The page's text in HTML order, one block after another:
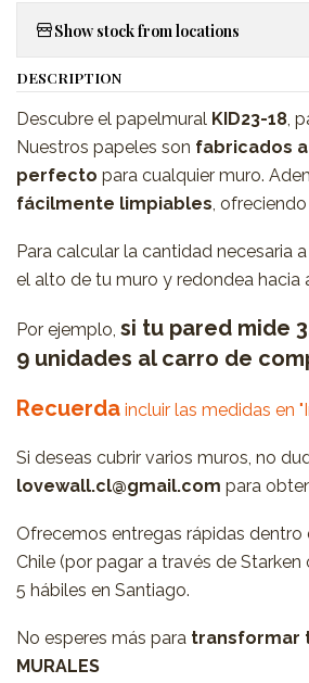
Show stock from locations
DESCRIPTION
Descubre el papelmural KID23-18,
Nuestros papeles son fabricados
perfecto para cualquier muro.
fácilmente limpiables,
Para calcular la cantidad necesaria
el alto de tu muro y redondea hacia
Por ejemplo, si tu pared mide
9 unidades al carro de
Recuerda incluir las medidas en
Si deseas cubrir varios muros, no
lovewall.cl@gmail.com para
Ofrecemos entregas rápidas
Chile (por pagar a través de
5 hábiles en Santiago.
No esperes más para transformar
MURALES